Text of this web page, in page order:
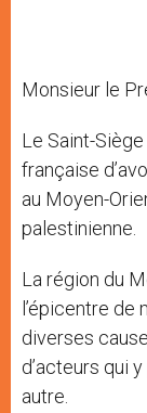
Monsieur le
Le Saint-
française
au Moyen-
palestinienne.
La région du
l’épicentre de
diverses
d’acteurs qui
autre.